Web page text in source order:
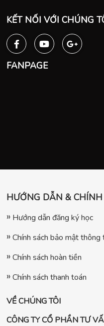
KẾT NỐI VỚI CHÚNG
FANPAGE
HƯỚNG DẪN & CHÍNH
Hướng dẫn đăng ký học
Chính sách bảo mật thông
Chính sách hoàn tiền
Chính sách thanh toán
VỀ CHÚNG TÔI
CÔNG TY CỔ PHẦN TƯ